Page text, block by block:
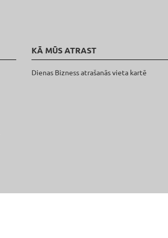
KĀ MŪS ATRAST
Dienas Bizness atrašanās vieta kartē